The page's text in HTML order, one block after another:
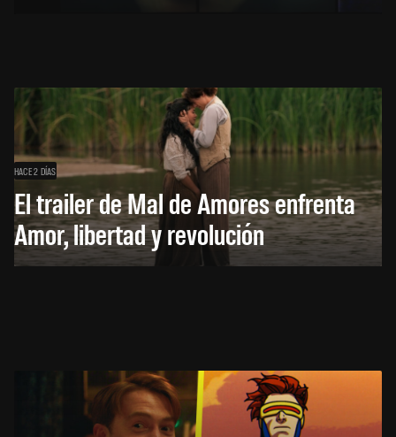
HACE 2 DÍAS
El trailer de Mal de Amores enfrenta
Amor, libertad y revolución